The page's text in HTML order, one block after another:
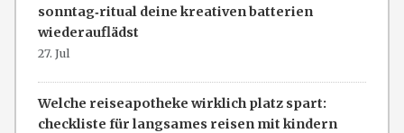
sonntag‑ritual deine kreativen batterien
wiederauflädst
27. Jul
Welche reiseapotheke wirklich platz spart:
checkliste für langsames reisen mit kindern